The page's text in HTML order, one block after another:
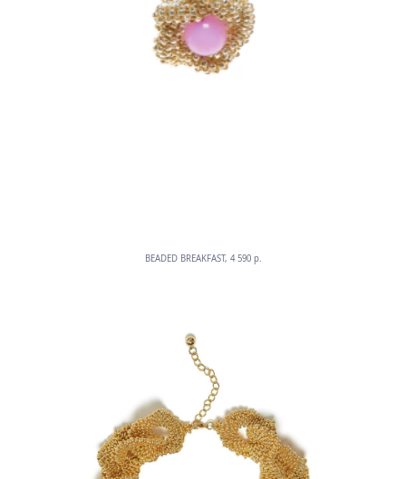
BEADED BREAKFAST, 4 590 p.